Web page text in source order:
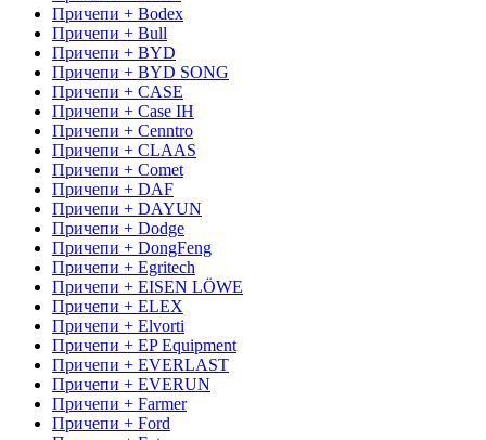
Причепи + Bodex
Причепи + Bull
Причепи + BYD
Причепи + BYD SONG
Причепи + CASE
Причепи + Case IH
Причепи + Cenntro
Причепи + CLAAS
Причепи + Comet
Причепи + DAF
Причепи + DAYUN
Причепи + Dodge
Причепи + DongFeng
Причепи + Egritech
Причепи + EISEN LÖWE
Причепи + ELEX
Причепи + Elvorti
Причепи + EP Equipment
Причепи + EVERLAST
Причепи + EVERUN
Причепи + Farmer
Причепи + Ford